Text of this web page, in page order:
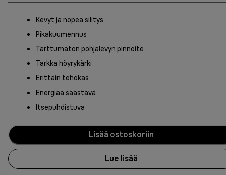
Kevyt ja nopea silitys
Pikakuumennus
Tarttumaton pohjalevyn pinnoite
Tarkka höyrykärki
Erittäin tehokas
Energiaa säästävä
Itsepuhdistuva
Lisää ostoskoriin
Lue lisää